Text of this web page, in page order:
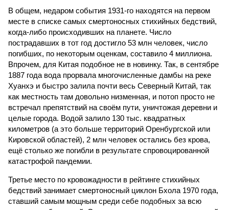
В общем, недаром события 1931-го находятся на первом
месте в списке самых смертоносных стихийных бедствий,
когда-либо происходивших на планете. Число
пострадавших в тот год достигло 53 млн человек, число
погибших, по некоторым оценкам, составило 4 миллиона.
Впрочем, для Китая подобное не в новинку. Так, в сентябре
1887 года вода прорвала многочисленные дамбы на реке
Хуанхэ и быстро залила почти весь Северный Китай, так
как местность там довольно низменная, и потоп просто не
встречал препятствий на своём пути, уничтожая деревни и
целые города. Водой залило 130 тыс. квадратных
километров (а это больше территорий Оренбургской или
Кировской областей), 2 млн человек остались без крова,
ещё столько же погибли в результате спровоцированной
катастрофой пандемии.
Третье место по кровожадности в рейтинге стихийных
бедствий занимает смертоносный циклон Бхола 1970 года,
ставший самым мощным среди себе подобных за всю